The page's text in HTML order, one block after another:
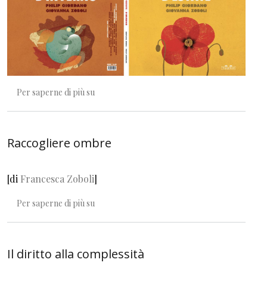
Per saperne di più su
Raccogliere ombre
[di Francesca Zoboli]
Per saperne di più su
Il diritto alla complessità